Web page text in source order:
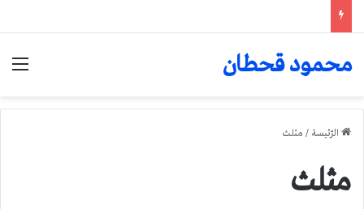
محمود قحطان
الرّئيسة / مثلث
مثلث